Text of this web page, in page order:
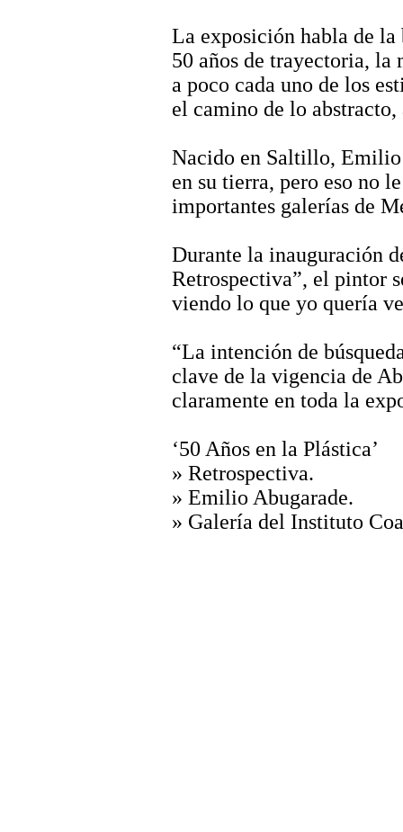
La exposición habla de
50 años de trayectoria, la
a poco cada uno de los
el camino de lo
Nacido en Saltillo,
en su tierra, pero eso no
importantes galerías de
Durante la inauguración
Retrospectiva”, el pintor
viendo lo que yo quería
“La intención de
clave de la vigencia de
claramente en toda la
‘50 Años en la Plástica’
» Retrospectiva.
» Emilio Abugarade.
» Galería del Instituto